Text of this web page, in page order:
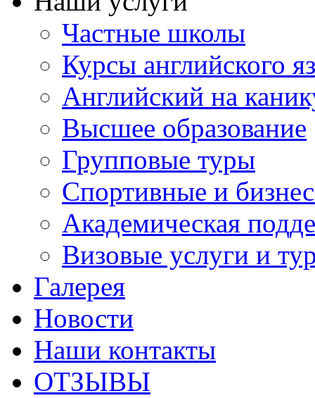
Частные школы
Курсы английского
Английский на
Высшее образование
Групповые туры
Спортивные и
Академическая
Визовые услуги и
Галерея
Новости
Наши контакты
ОТЗЫВЫ